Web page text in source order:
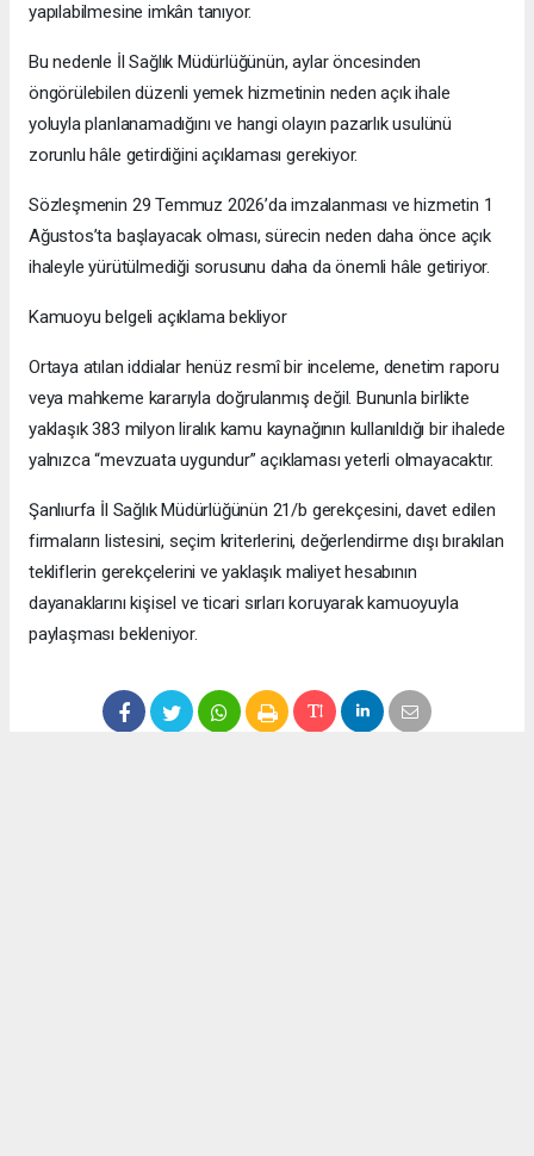
yapılabilmesine imkân tanıyor.
Bu nedenle İl Sağlık Müdürlüğünün, aylar öncesinden
öngörülebilen düzenli yemek hizmetinin neden açık ihale
yoluyla planlanamadığını ve hangi olayın pazarlık usulünü
zorunlu hâle getirdiğini açıklaması gerekiyor.
Sözleşmenin 29 Temmuz 2026’da imzalanması ve hizmetin 1
Ağustos’ta başlayacak olması, sürecin neden daha önce açık
ihaleyle yürütülmediği sorusunu daha da önemli hâle getiriyor.
Kamuoyu belgeli açıklama bekliyor
Ortaya atılan iddialar henüz resmî bir inceleme, denetim raporu
veya mahkeme kararıyla doğrulanmış değil. Bununla birlikte
yaklaşık 383 milyon liralık kamu kaynağının kullanıldığı bir ihalede
yalnızca “mevzuata uygundur” açıklaması yeterli olmayacaktır.
Şanlıurfa İl Sağlık Müdürlüğünün 21/b gerekçesini, davet edilen
firmaların listesini, seçim kriterlerini, değerlendirme dışı bırakılan
tekliflerin gerekçelerini ve yaklaşık maliyet hesabının
dayanaklarını kişisel ve ticari sırları koruyarak kamuoyuyla
paylaşması bekleniyor.